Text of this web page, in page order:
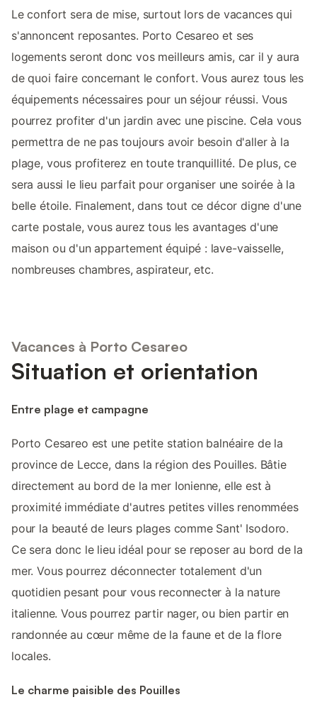
Le confort sera de mise, surtout lors de vacances qui
s'annoncent reposantes. Porto Cesareo et ses
logements seront donc vos meilleurs amis, car il y aura
de quoi faire concernant le confort. Vous aurez tous les
équipements nécessaires pour un séjour réussi. Vous
pourrez profiter d'un jardin avec une piscine. Cela vous
permettra de ne pas toujours avoir besoin d'aller à la
plage, vous profiterez en toute tranquillité. De plus, ce
sera aussi le lieu parfait pour organiser une soirée à la
belle étoile. Finalement, dans tout ce décor digne d'une
carte postale, vous aurez tous les avantages d'une
maison ou d'un appartement équipé : lave-vaisselle,
nombreuses chambres, aspirateur, etc.
Vacances à Porto Cesareo
Situation et orientation
Entre plage et campagne
Porto Cesareo est une petite station balnéaire de la
province de Lecce, dans la région des Pouilles. Bâtie
directement au bord de la mer Ionienne, elle est à
proximité immédiate d'autres petites villes renommées
pour la beauté de leurs plages comme Sant' Isodoro.
Ce sera donc le lieu idéal pour se reposer au bord de la
mer. Vous pourrez déconnecter totalement d'un
quotidien pesant pour vous reconnecter à la nature
italienne. Vous pourrez partir nager, ou bien partir en
randonnée au cœur même de la faune et de la flore
locales.
Le charme paisible des Pouilles